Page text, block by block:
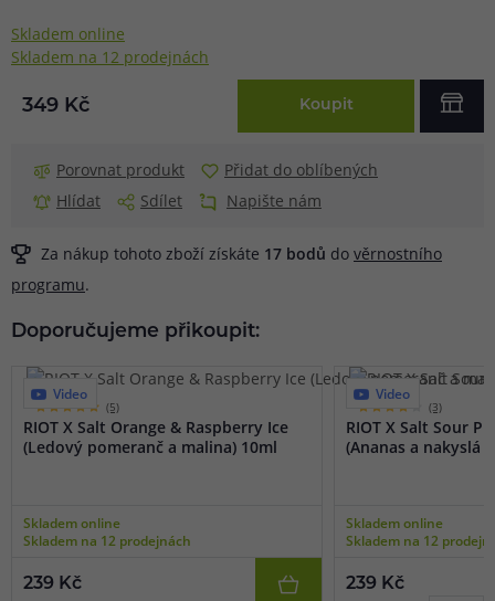
Skladem online
Skladem na 12 prodejnách
349 Kč Koupit
Porovnat produkt
Přidat do oblíbených
Hlídat
Sdílet Napište nám
Za nákup tohoto zboží získáte 17 bodů do věrnostního
programu.
Doporučujeme přikoupit:
Video
(5)
RIOT X Salt Orange & Raspberry Ice
(Ledový pomeranč a malina) 10ml
Skladem online
Skladem na 12 prodejnách
239 Kč
Video
(3)
RIOT X Salt Sour
(Ananas a nakyslá
Skladem online
Skladem na 12
239 Kč